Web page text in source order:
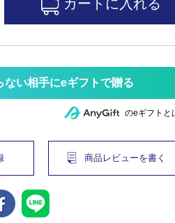
ない相手にeギフトで贈る
のeギフトと
商品レビューを書く